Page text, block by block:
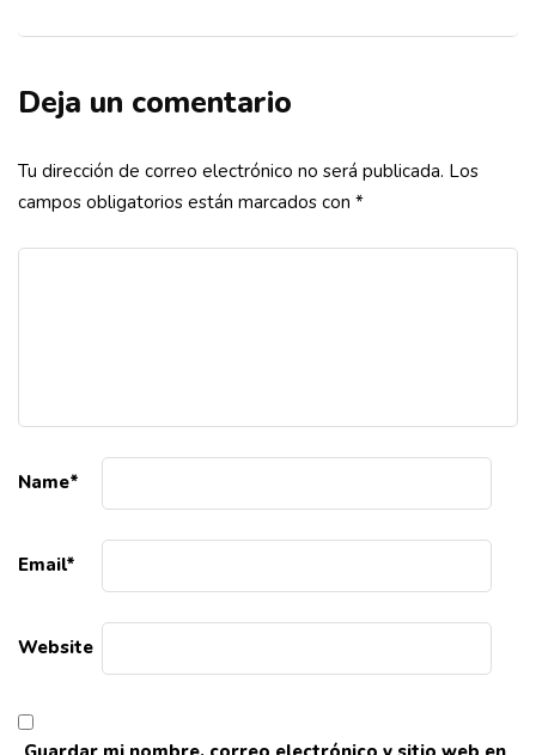
Deja un comentario
Tu dirección de correo electrónico no será publicada. Los
campos obligatorios están marcados con *
Name*
Email*
Website